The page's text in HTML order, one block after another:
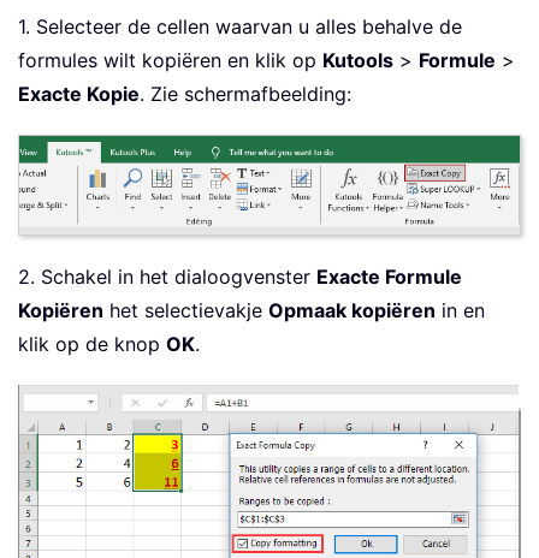
1. Selecteer de cellen waarvan u alles behalve de
formules wilt kopiëren en klik op Kutools > Formule >
Exacte Kopie. Zie schermafbeelding:
2. Schakel in het dialoogvenster Exacte Formule
Kopiëren het selectievakje Opmaak kopiëren in en
klik op de knop OK.